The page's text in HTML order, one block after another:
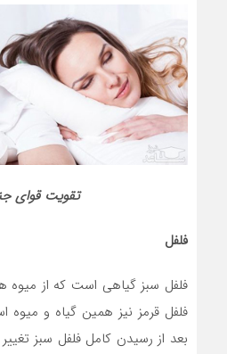
تقویت قوای
فلفل
فلفل سبز گیاهی است که از میوه
فلفل قرمز نیز همین گیاه و
بعد از رسیدن کامل فلفل سبز